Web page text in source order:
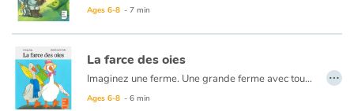
Blog
Learn french with Storyplay'r
Ages 6-8 - 7 min
La farce des oies
Imaginez une ferme. Une grande ferme avec tout ce qu’il faut : un tracteur, des poules, un chien, des vaches, des bidons de lait, des poussins…
Ages 6-8 - 6 min
…